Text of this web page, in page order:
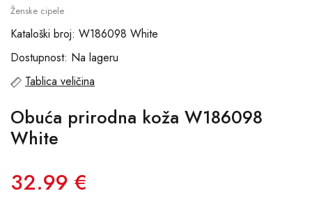
Ženske cipele
Kataloški broj: W186098 White
Dostupnost: Na lageru
Tablica veličina
Obuća prirodna koža W186098
White
32.99 €